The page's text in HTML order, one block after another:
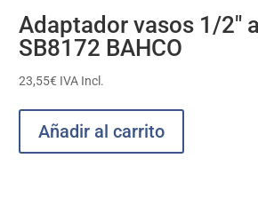
Adaptador vasos 1/2″
SB8172 BAHCO
23,55€ IVA Incl.
Añadir al carrito